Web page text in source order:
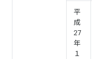
平
成
27
年
１